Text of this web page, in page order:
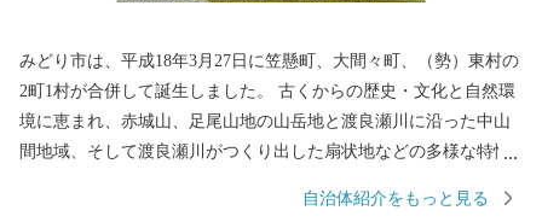
みどり市は、平成18年3月27日に笠懸町、大間々町、（勢）東村の
2町1村が合併して誕生しました。 古くからの歴史・文化と自然環
境に恵まれ、赤城山、足尾山地の山岳地と渡良瀬川に沿った中山
間地域、そして渡良瀬川がつくり出した扇状地などの多様な特性
なかで、人びとが心豊かに生活できるまちづくりに取り組んでお
自治体紹介をもっと見る